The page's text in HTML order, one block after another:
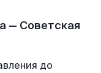
— Советская
до